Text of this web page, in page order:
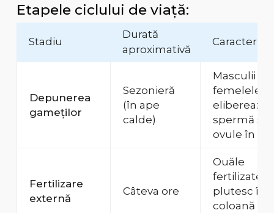
Etapele ciclului de viață:
Stadiu
Durată
aproximativă
Depunerea
gameților
Sezonieră
(în ape
calde)
Masculii și
femelele
eliberează
spermă și
ovule în
Fertilizare
externă
Câteva ore
Ouăle
fertilizate
plutesc în
coloană de